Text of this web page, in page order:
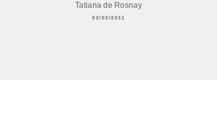
Tatiana de Rosnay
02/03/2011